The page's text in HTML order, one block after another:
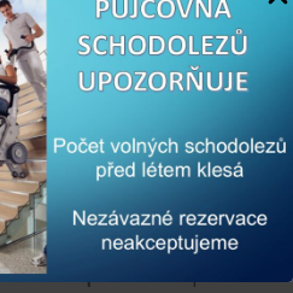
zastavení na hraně schodubez
signalizace
při nestandardním
rovnováhu při obsluze
noha majíoptimalizované
při provozu. Použitápryž
přilnavost